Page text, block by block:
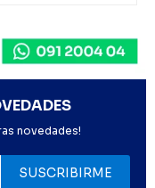
novedades!
SUSCRIBIRME